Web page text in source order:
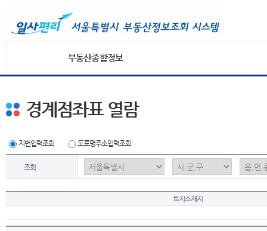
부동산종합정보
경계점좌표 열람
지번입력조회 도로명주소입력조회
조회
토지소재지